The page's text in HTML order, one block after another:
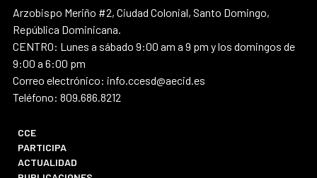
Arzobispo Meriño #2, Ciudad Colonial, Santo Domingo,
República Dominicana.
CENTRO: Lunes a sábado 9:00 am a 9 pm y los domingos de
9:00 a 6:00 pm
Correo electrónico: info.ccesd@aecid.es
Teléfono: 809.686.8212
CCE
PARTICIPA
ACTUALIDAD